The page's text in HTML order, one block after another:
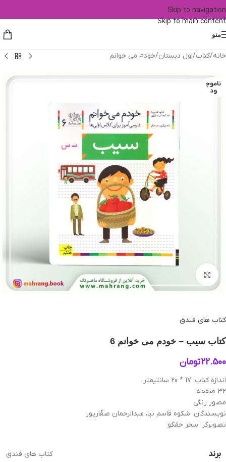
Skip to navigation
Skip to main content
منو
خانه/کتاب/اول دبستان/خودم می خوانم
ناموج
ود
بزرگنمایی تصویر
کتاب های فندق
کتاب سیب – خودم می‌ خوانم 6
22.500تومان
اندازه کتاب: 17 * 20 سانتیمتر
32 صفحه
مصور رنگی
نویسندگان: شکوه قاسم نیا، عبدالرحمان صفّارپور
تصویرگر: سحر حقگو
برند کتاب های فندق